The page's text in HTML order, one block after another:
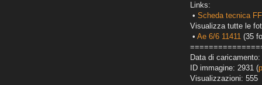
Links:
• Scheda tecnica
Visualizza tutte le
• Ae 6/6 11411 (35
Data di
ID immagine: 2931 (
Visualizzazioni: 555